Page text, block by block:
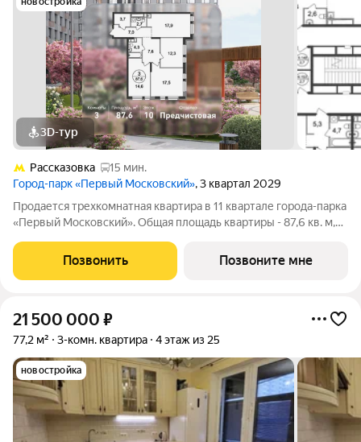
3D-тур
Рассказовка
15 мин.
Город-парк «Первый Московский», 3 квартал 2029
Продается трехкомнатная квартира в 11 квартале города-парка
«Первый Московский». Общая площадь квартиры - 87,6 кв. м,
квартал 2029 года. Тип дома - монолитный. ТОЛЬКО ДО 31
АВГУСТА выгодные
Позвонить Позвоните мне
21 500 000 ₽
77,2 м² 3-комн. квартира 4 этаж из 25
новостройка